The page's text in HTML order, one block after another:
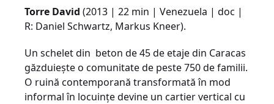
Torre David (2013 | 22 min | Venezuela | doc |
R: Daniel Schwartz, Markus Kneer).
Un schelet din beton de 45 de etaje din Caracas
găzduiește o comunitate de peste 750 de familii.
O ruină contemporană transformată în mod
informal în locuinţe devine un cartier vertical cu